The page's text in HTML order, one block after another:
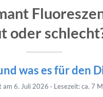
oder
was es für den
6. Juli 2026 · Lesezeit: ca. 7